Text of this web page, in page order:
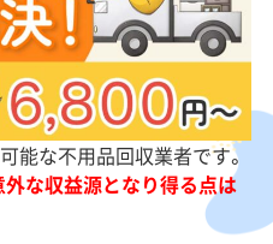
能な不用品回収業者です。
な収益源となり得る点は